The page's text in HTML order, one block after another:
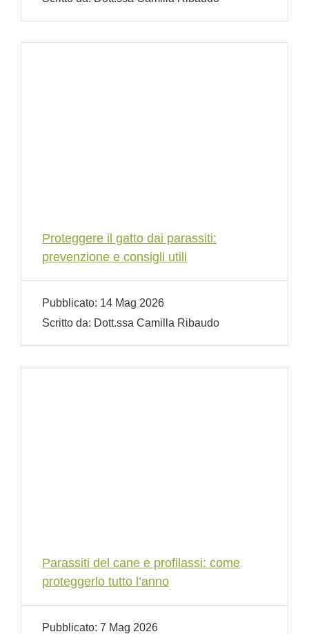
Proteggere il gatto dai parassiti:
prevenzione e consigli utili
Pubblicato: 14 Mag 2026
Scritto da: Dott.ssa Camilla Ribaudo
Parassiti del cane e profilassi: come
proteggerlo tutto l’anno
Pubblicato: 7 Mag 2026